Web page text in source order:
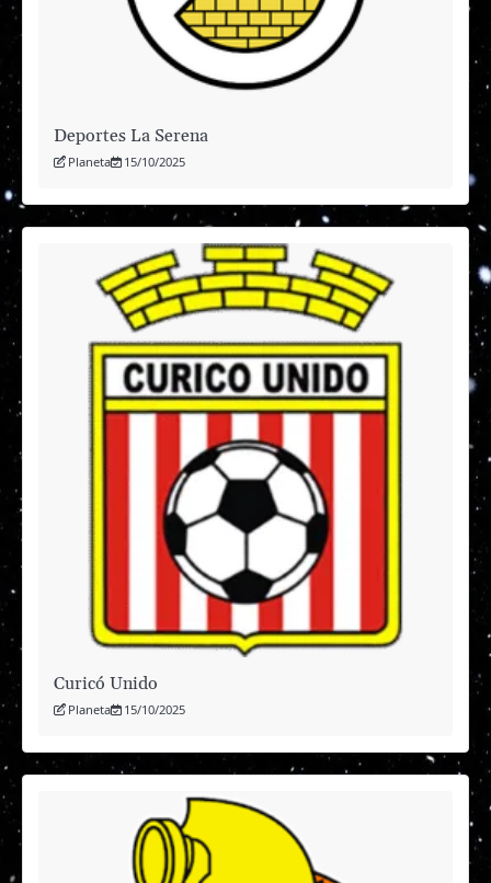
Deportes La Serena
Planeta 15/10/2025
Curicó Unido
Planeta 15/10/2025